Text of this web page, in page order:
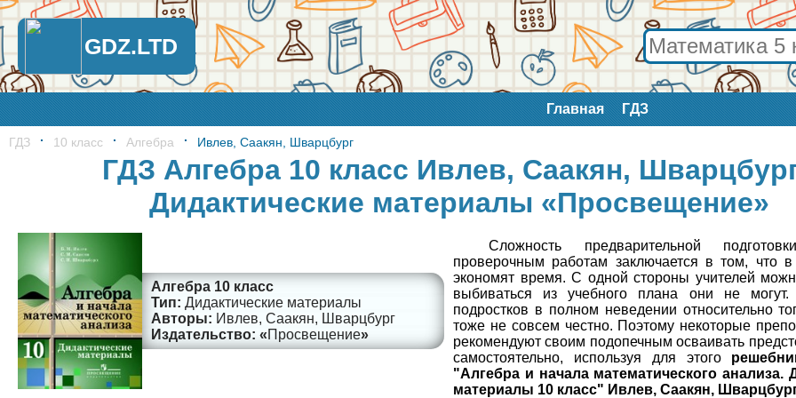
GDZ.LTD
Главная ГДЗ
ГДЗ 10 класс Алгебра Ивлев, Саакян, Шварцбург
ГДЗ Алгебра 10 класс Ивлев, Саакян,
Дидактические материалы «Просвещение»
Алгебра 10 класс
Дидактические материалы
Ивлев, Саакян, Шварцбург
Просвещение
Сложность предварительной
проверочным работам заключается в том, что
экономят время. С одной стороны учителей
выбиваться из учебного плана они не могут.
подростков в полном неведении относительно
тоже не совсем честно. Поэтому некоторые
рекомендуют своим подопечным осваивать
самостоятельно, используя для этого
"Алгебра и начала математического анализа.
материалы 10 класс" Ивлев, Саакян,